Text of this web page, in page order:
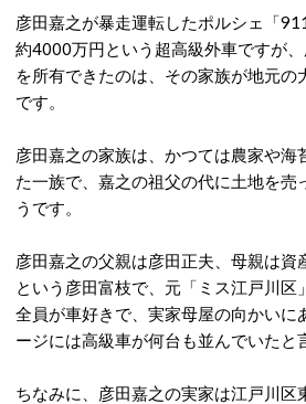
彦田嘉之が暴走運転したポルシェ「
約4000万円という超高級外車ですが
を所有できたのは、その家族が地元の
です。
彦田嘉之の家族は、かつては農家や海
た一族で、嘉之の祖父の代に土地を売
うです。
彦田嘉之の父親は彦田正夫、母親は資
という彦田富枝で、元「ミス江戸川区
全員が車好きで、実家母屋の向かいに
ージには高級車が何台も並んでいたと
ちなみに、彦田嘉之の実家は江戸川区